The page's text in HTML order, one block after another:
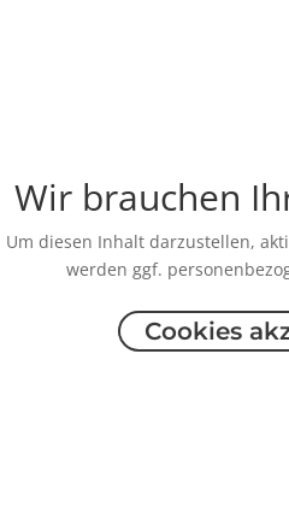
Wir brauchen
Um diesen Inhalt darzustellen,
werden ggf.
Cookies